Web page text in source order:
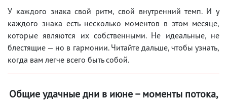
У каждого знака свой ритм, свой внутренний темп. И у
каждого знака есть несколько моментов в этом месяце,
которые являются их собственными. Не идеальные, не
блестящие — но в гармонии. Читайте дальше, чтобы узнать,
когда вам легче всего быть собой.
Общие удачные дни в июне – моменты потока,